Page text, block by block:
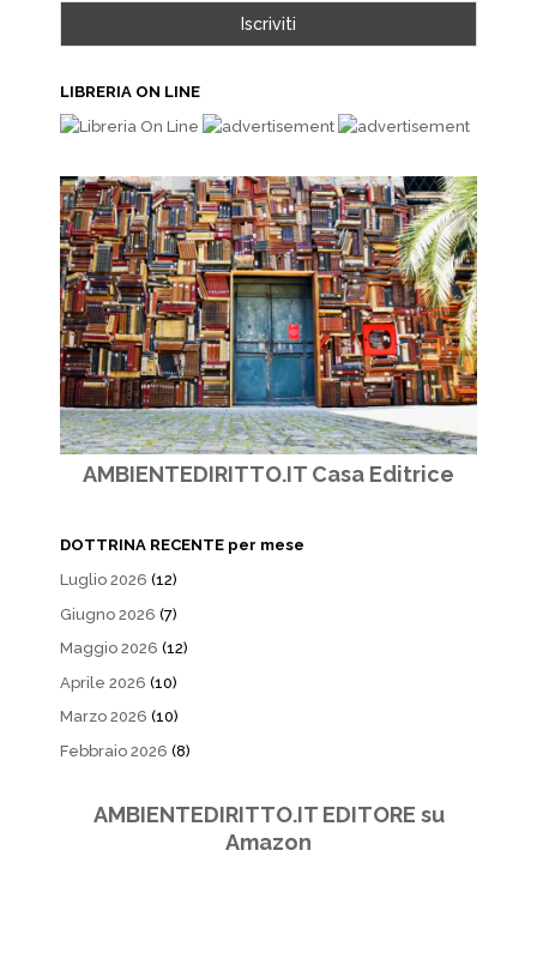
LIBRERIA ON LINE
AMBIENTEDIRITTO.IT Casa Editrice
DOTTRINA RECENTE per mese
Luglio 2026 (12)
Giugno 2026 (7)
Maggio 2026 (12)
Aprile 2026 (10)
Marzo 2026 (10)
Febbraio 2026 (8)
AMBIENTEDIRITTO.IT EDITORE su
Amazon